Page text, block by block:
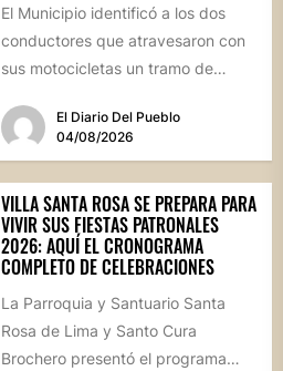
El Municipio identificó a los dos
conductores que atravesaron con
sus motocicletas un tramo de
calle...
El Diario Del Pueblo
04/08/2026
VILLA SANTA ROSA SE PREPARA PARA
VIVIR SUS FIESTAS PATRONALES
2026: AQUÍ EL CRONOGRAMA
COMPLETO DE CELEBRACIONES
La Parroquia y Santuario Santa
Rosa de Lima y Santo Cura
Brochero presentó el programa